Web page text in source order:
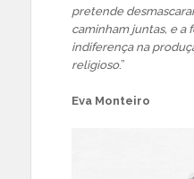
pretende
caminham juntas, e a
indiferença na
religioso.”
Eva Monteiro